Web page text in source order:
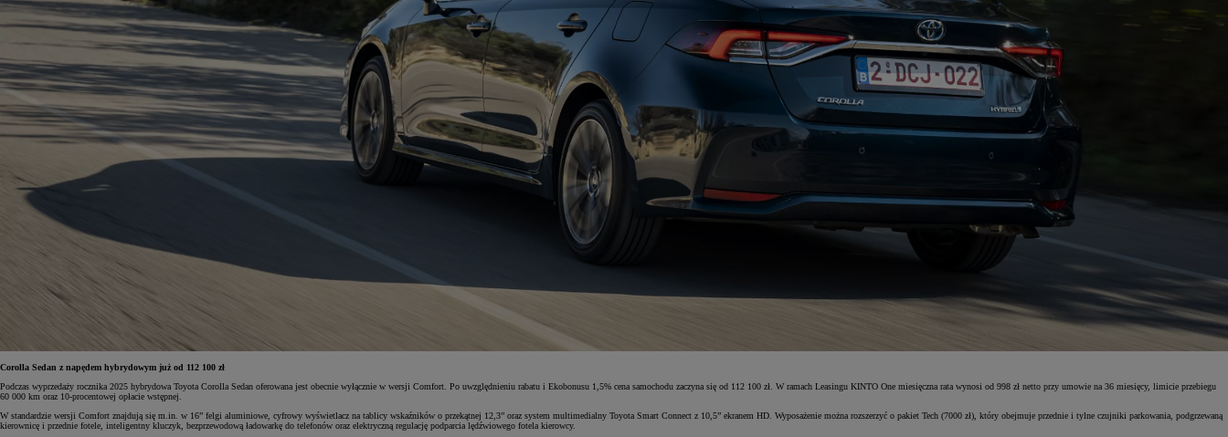
Corolla Sedan z napędem hybrydowym już od 112 100 zł
Podczas wyprzedaży rocznika 2025 hybrydowa Toyota Corolla Sedan oferowana jest obecnie wyłącznie w wersji Comfort. Po uwzględnieniu rabatu i Ekobonusu 1,5% cena samochodu zaczyna się od 112 100 zł. W ramach Leasingu KINTO One miesięczna rata wynosi od 998 zł netto przy umowie na 36 miesięcy, limicie przebiegu
60 000 km oraz 10-procentowej opłacie wstępnej.
W standardzie wersji Comfort znajdują się m.in. w 16” felgi aluminiowe, cyfrowy wyświetlacz na tablicy wskaźników o przekątnej 12,3” oraz system multimedialny Toyota Smart Connect z 10,5” ekranem HD. Wyposażenie można rozszerzyć o pakiet Tech (7000 zł), który obejmuje przednie i tylne czujniki parkowania, podgrzewaną
kierownicę i przednie fotele, inteligentny kluczyk, bezprzewodową ładowarkę do telefonów oraz elektryczną regulację podparcia lędźwiowego fotela kierowcy.